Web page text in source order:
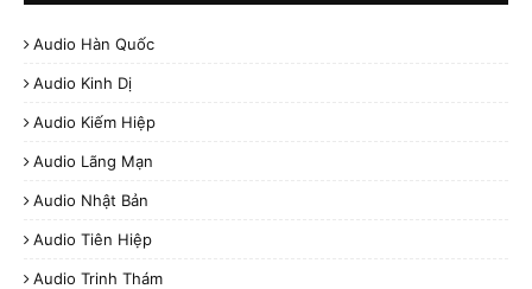
Audio Hàn Quốc
Audio Kinh Dị
Audio Kiếm Hiệp
Audio Lãng Mạn
Audio Nhật Bản
Audio Tiên Hiệp
Audio Trinh Thám